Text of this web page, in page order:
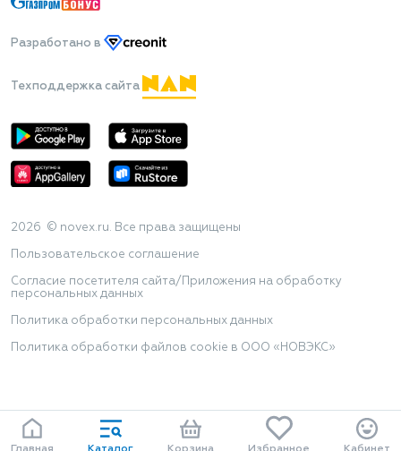
Разработано в
Техподдержка сайта
2026 © novex.ru. Все права защищены
Пользовательское соглашение
Согласие посетителя сайта/Приложения на обработку
персональных данных
Политика обработки персональных данных
Политика обработки файлов cookie в ООО «НОВЭКС»